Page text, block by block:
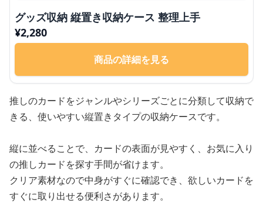
グッズ収納 縦置き収納ケース 整理上手
¥2,280
商品の詳細を見る
推しのカードをジャンルやシリーズごとに分類して収納で
きる、使いやすい縦置きタイプの収納ケースです。
縦に並べることで、カードの表面が見やすく、お気に入り
の推しカードを探す手間が省けます。
クリア素材なので中身がすぐに確認でき、欲しいカードを
すぐに取り出せる便利さがあります。